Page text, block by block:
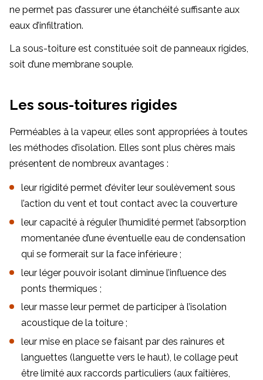
ne permet pas d’assurer une étanchéité suffisante aux
eaux d’infiltration.
La sous-toiture est constituée soit de panneaux rigides,
soit d’une membrane souple.
Les sous-toitures rigides
Perméables à la vapeur, elles sont appropriées à toutes
les méthodes d’isolation. Elles sont plus chères mais
présentent de nombreux avantages :
leur rigidité permet d’éviter leur soulèvement sous
l’action du vent et tout contact avec la couverture
leur capacité à réguler l’humidité permet l’absorption
momentanée d’une éventuelle eau de condensation
qui se formerait sur la face inférieure ;
leur léger pouvoir isolant diminue l’influence des
ponts thermiques ;
leur masse leur permet de participer à l’isolation
acoustique de la toiture ;
leur mise en place se faisant par des rainures et
languettes (languette vers le haut), le collage peut
être limité aux raccords particuliers (aux faîtières,